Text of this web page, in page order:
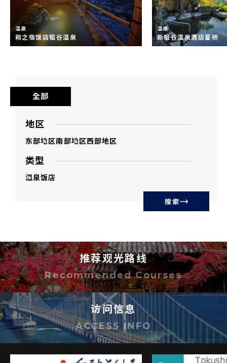
温泉
和之宿饭店祖谷温泉
温泉
新祖谷温泉酒店蔓桥
全部
地区
东部地区南部地区西部地区
类型
温泉饭店
搜索
推荐观光路线
Recommended Courses
访问信息
ACCESS INFO